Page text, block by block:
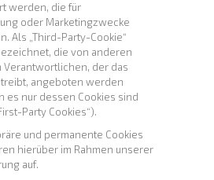
werden, die für
oder Marketingzwecke
Als „Third-Party-Cookie“
die von anderen
Verantwortlichen, der das
angeboten werden
es nur dessen Cookies sind
Party Cookies“).
und permanente Cookies
hierüber im Rahmen unserer
auf.